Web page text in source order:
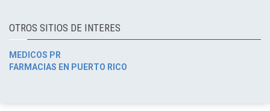
OTROS SITIOS DE INTERES
MEDICOS PR
FARMACIAS EN PUERTO RICO